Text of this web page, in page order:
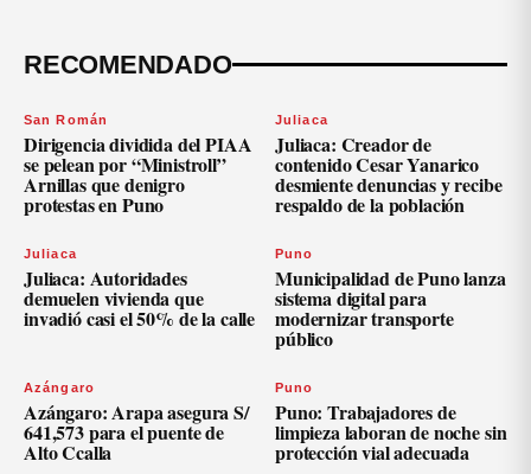
RECOMENDADO
San Román
Dirigencia dividida del PIAA
se pelean por “Ministroll”
Arnillas que denigro
protestas en Puno
Juliaca
Juliaca: Creador de
contenido Cesar Yanarico
desmiente denuncias y recibe
respaldo de la población
Juliaca
Juliaca: Autoridades
demuelen vivienda que
invadió casi el 50% de la calle
Puno
Municipalidad de Puno lanza
sistema digital para
modernizar transporte
público
Azángaro
Azángaro: Arapa asegura S/
641,573 para el puente de
Alto Ccalla
Puno
Puno: Trabajadores de
limpieza laboran de noche sin
protección vial adecuada